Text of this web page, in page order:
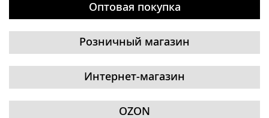
Оптовая покупка
Розничный магазин
Интернет-магазин
OZON